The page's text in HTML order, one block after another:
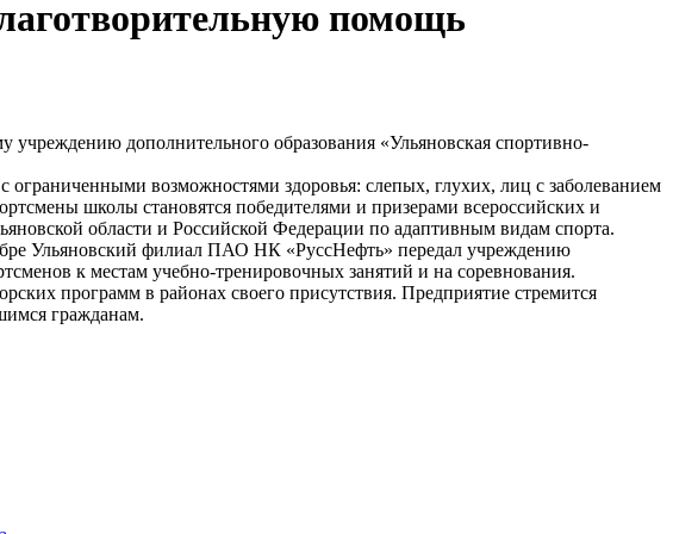
помощь
дополнительного образования «Ульяновская спортивно-
возможностями здоровья: слепых, глухих, лиц с заболеванием
школы становятся победителями и призерами всероссийских и
области и Российской Федерации по адаптивным видам спорта.
Ульяновский филиал ПАО НК «РуссНефть» передал учреждению
к местам учебно-тренировочных занятий и на соревнования.
программ в районах своего присутствия. Предприятие стремится
гражданам.